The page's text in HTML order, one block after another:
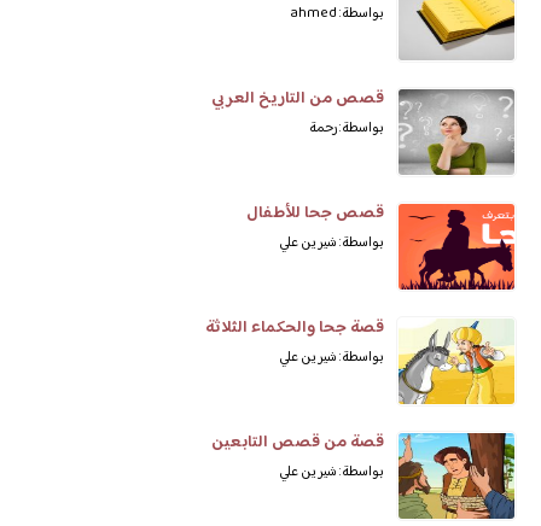
بواسطة: ahmed
قصص من التاريخ العربي
بواسطة: رحمة
قصص جحا للأطفال
بواسطة: شيرين علي
قصة جحا والحكماء الثلاثة
بواسطة: شيرين علي
قصة من قصص التابعين
بواسطة: شيرين علي